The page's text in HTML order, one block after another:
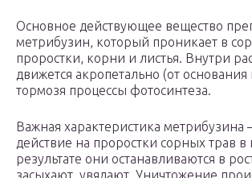
Основное действующее вещество
метрибузин, который проникает в
проростки, корни и листья. Внутри
движется акропетально (от
тормозя процессы фотосинтеза.
Важная характеристика
действие на проростки сорных трав в
результате они останавливаются в
засыхают, увядают. Уничтожение